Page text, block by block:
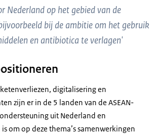
Nederland op het gebied van de
bij de ambitie om het gebruik
en antibiotica te verlagen'
digitalisering en
zijn er in de 5 landen van de ASEAN-
uit Nederland en
om op deze thema’s samenwerkingen